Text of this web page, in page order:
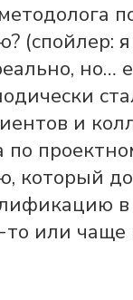
(спойлер:
но…
и
по
который
в
или чаще